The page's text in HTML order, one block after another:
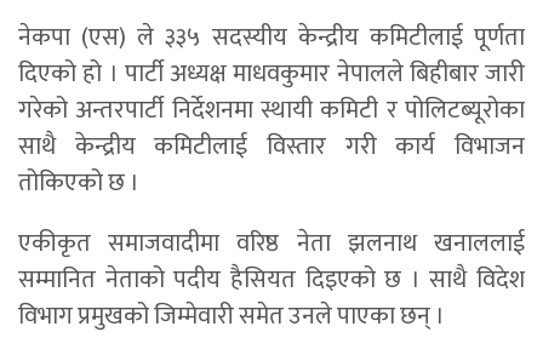
नेकपा (एस) ले ३३५ सदस्यीय केन्द्रीय कमिटीलाई पूर्णता
दिएको हो । पार्टी अध्यक्ष माधवकुमार नेपालले बिहीबार जारी
गरेको अन्तरपार्टी निर्देशनमा स्थायी कमिटी र पोलिटब्यूरोका
साथै केन्द्रीय कमिटीलाई विस्तार गरी कार्य विभाजन
तोकिएको छ ।
एकीकृत समाजवादीमा वरिष्ठ नेता झलनाथ खनाललाई
सम्मानित नेताको पदीय हैसियत दिइएको छ । साथै विदेश
विभाग प्रमुखको जिम्मेवारी समेत उनले पाएका छन् ।